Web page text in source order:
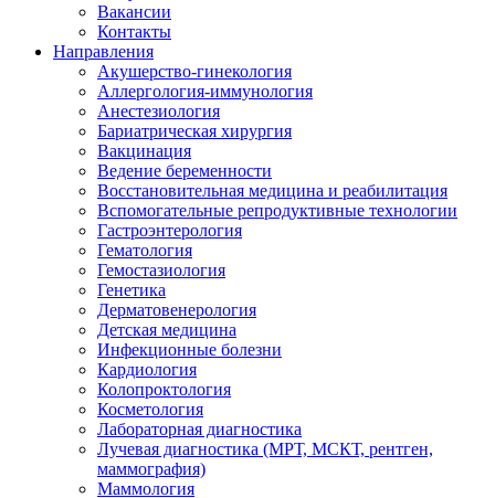
Вакансии
Контакты
Направления
Акушерство-гинекология
Аллергология-иммунология
Анестезиология
Бариатрическая хирургия
Вакцинация
Ведение беременности
Восстановительная медицина и реабилитация
Вспомогательные репродуктивные технологии
Гастроэнтерология
Гематология
Гемостазиология
Генетика
Дерматовенерология
Детская медицина
Инфекционные болезни
Кардиология
Колопроктология
Косметология
Лабораторная диагностика
Лучевая диагностика (МРТ, МСКТ, рентген,
маммография)
Маммология